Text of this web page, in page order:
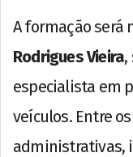
A formação será
Rodrigues Vieira,
especialista em
veículos. Entre
administrativas,